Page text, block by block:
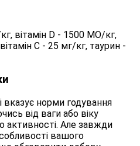
вітамін D - 1500 МО/кг,
С - 25 мг/кг, таурин -
вказує норми годування
від ваги або віку
активності. Але завжди
вашого